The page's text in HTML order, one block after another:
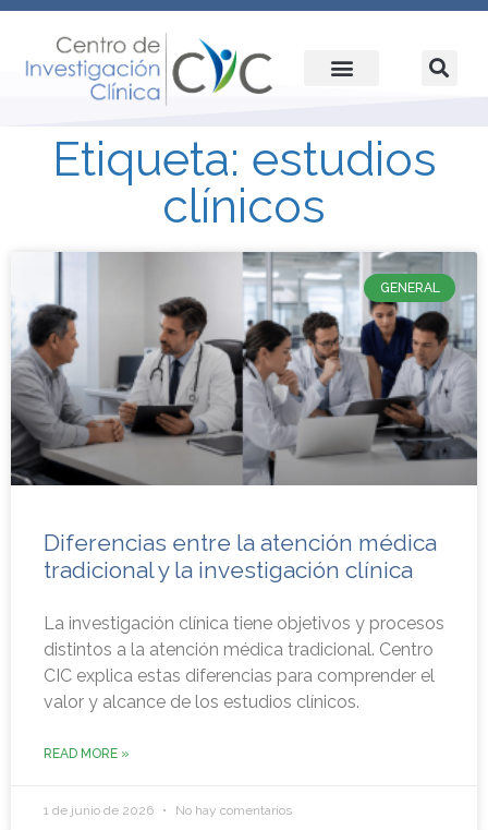
Etiqueta: estudios
clínicos
GENERAL
Diferencias entre la atención médica
tradicional y la investigación clínica
La investigación clínica tiene objetivos y procesos
distintos a la atención médica tradicional. Centro
CIC explica estas diferencias para comprender el
valor y alcance de los estudios clínicos.
READ MORE »
1 de junio de 2026 No hay comentarios